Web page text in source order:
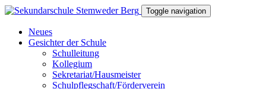
Toggle navigation
Neues
Gesichter der Schule
Schulleitung
Kollegium
Sekretariat/Hausmeister
Schulpflegschaft/Förderverein